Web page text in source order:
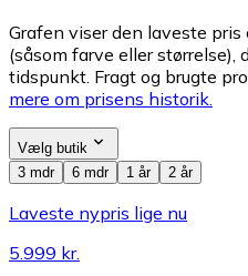
Grafen viser den laveste
(såsom farve eller
tidspunkt. Fragt og brugte
mere om prisens historik.
Vælg butik
3 mdr
6 mdr 1 år 2 år
Laveste nypris lige nu
5.999 kr.